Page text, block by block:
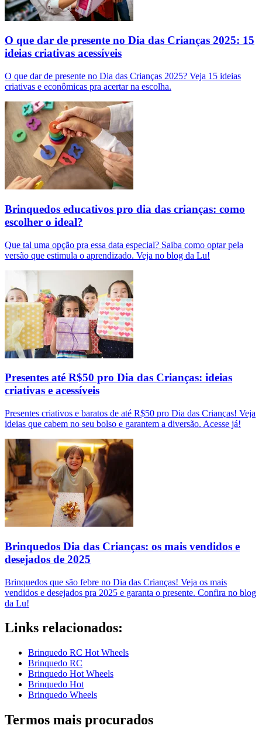
O que dar de presente no Dia das Crianças 2025: 15
ideias criativas acessíveis
O que dar de presente no Dia das Crianças 2025? Veja 15 ideias
criativas e econômicas pra acertar na escolha.
Brinquedos educativos pro dia das crianças: como
escolher o ideal?
Que tal uma opção pra essa data especial? Saiba como optar pela
versão que estimula o aprendizado. Veja no blog da Lu!
Presentes até R$50 pro Dia das Crianças: ideias
criativas e acessíveis
Presentes criativos e baratos de até R$50 pro Dia das Crianças! Veja
ideias que cabem no seu bolso e garantem a diversão. Acesse já!
Brinquedos Dia das Crianças: os mais vendidos e
desejados de 2025
Brinquedos que são febre no Dia das Crianças! Veja os mais
vendidos e desejados pra 2025 e garanta o presente. Confira no blog
da Lu!
Links relacionados:
Brinquedo RC Hot Wheels
Brinquedo RC
Brinquedo Hot Wheels
Brinquedo Hot
Brinquedo Wheels
Termos mais procurados